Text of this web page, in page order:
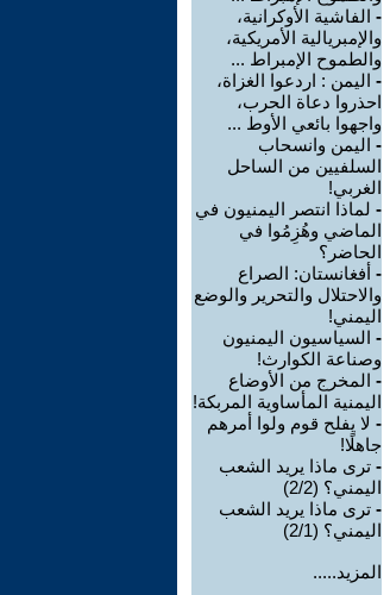
- الفاشية الأوكرانية،
والإمبريالية الأمريكية،
والطموح الإمبراط ...
- اليمن : اردعوا الغزاة،
احذروا دعاة الحرب،
واجهوا بائعي الأوط ...
- اليمن وانسحاب
السلفيين من الساحل
الغربي!
- لماذا انتصر اليمنيون في
الماضي وهُزِمُوا في
الحاضر؟
- أفغانستان: الصراع
والاحتلال والتحرير والوضع
اليمني!
- السياسيون اليمنيون
وصناعة الكوارث!
- المخرج من الأوضاع
اليمنية المأساوية المربكة!
- لا يفلح قوم ولوا أمرهم
جاهلًا!
- ترى ماذا يريد الشعب
اليمني؟ (2/2)
- ترى ماذا يريد الشعب
اليمني؟ (2/1)
المزيد.....